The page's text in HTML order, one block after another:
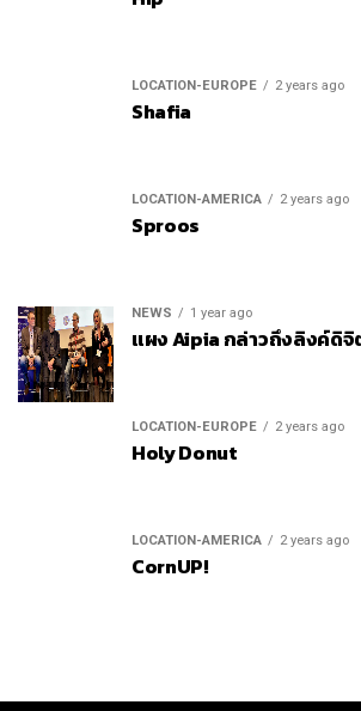
LOCATION-EUROPE 2 years ago
Shafia
LOCATION-AMERICA 2 years ago
Sproos
NEWS 1 year ago
แผง Aipia กล่าวถึงลิงค์ดิจิ
LOCATION-EUROPE 2 years ago
Holy Donut
LOCATION-AMERICA 2 years ago
CornUP!